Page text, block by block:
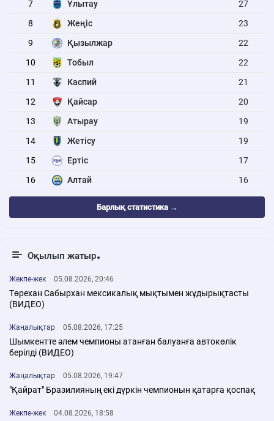
7
Ұлытау
27
8
Жеңіс
23
9
Қызылжар
22
10
Тобыл
22
11
Каспий
21
12
Қайсар
20
13
Атырау
19
14
Жетісу
19
15
Ертіс
17
16
Алтай 16
Барлық статистика →
Оқылып жатыр
Жекпе-жек 05.08.2026, 20:46
Төрехан Сабырхан мексикалық мықтымен жұдырықтасты
(ВИДЕО)
Жаңалықтар 05.08.2026, 17:25
Шымкентте әлем чемпионы атанған балуанға автокөлік
берілді (ВИДЕО)
Жаңалықтар 05.08.2026, 19:47
"Қайрат" Бразилияның екі дүркін чемпионын қатарға қоспақ
Жекпе-жек 04.08.2026, 18:58